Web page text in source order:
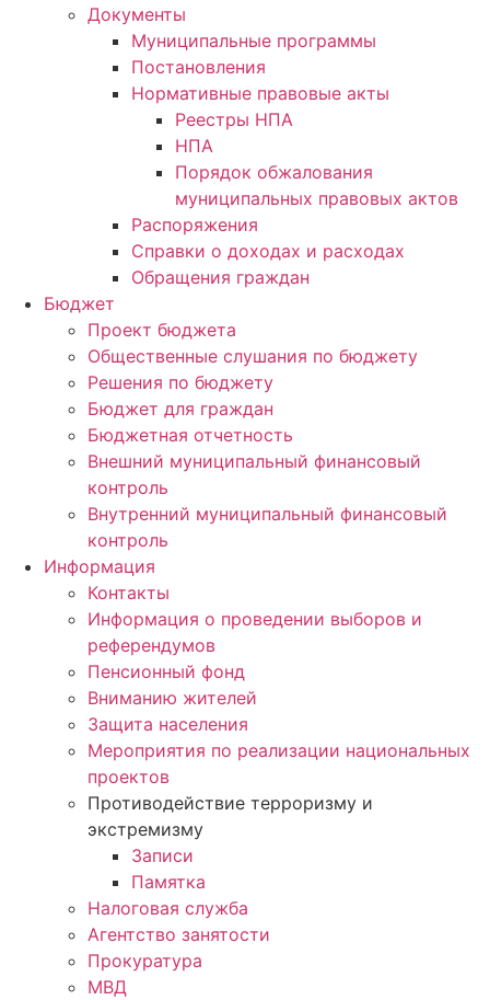
Документы
Муниципальные программы
Постановления
Нормативные правовые акты
Реестры НПА
НПА
Порядок обжалования
муниципальных правовых актов
Распоряжения
Справки о доходах и расходах
Обращения граждан
Бюджет
Проект бюджета
Общественные слушания по бюджету
Решения по бюджету
Бюджет для граждан
Бюджетная отчетность
Внешний муниципальный финансовый
контроль
Внутренний муниципальный финансовый
контроль
Информация
Контакты
Информация о проведении выборов и
референдумов
Пенсионный фонд
Вниманию жителей
Защита населения
Мероприятия по реализации национальных
проектов
Противодействие терроризму и
экстремизму
Записи
Памятка
Налоговая служба
Агентство занятости
Прокуратура
МВД